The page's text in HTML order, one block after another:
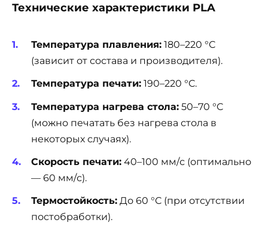
Технические характеристики PLA
Температура плавления: 180–220 °C
(зависит от состава и производителя).
Температура печати: 190–220 °C.
Температура нагрева стола: 50–70 °C
(можно печатать без нагрева стола в
некоторых случаях).
Скорость печати: 40–100 мм/с (оптимально
— 60 мм/с).
Термостойкость: До 60 °C (при отсутствии
постобработки).